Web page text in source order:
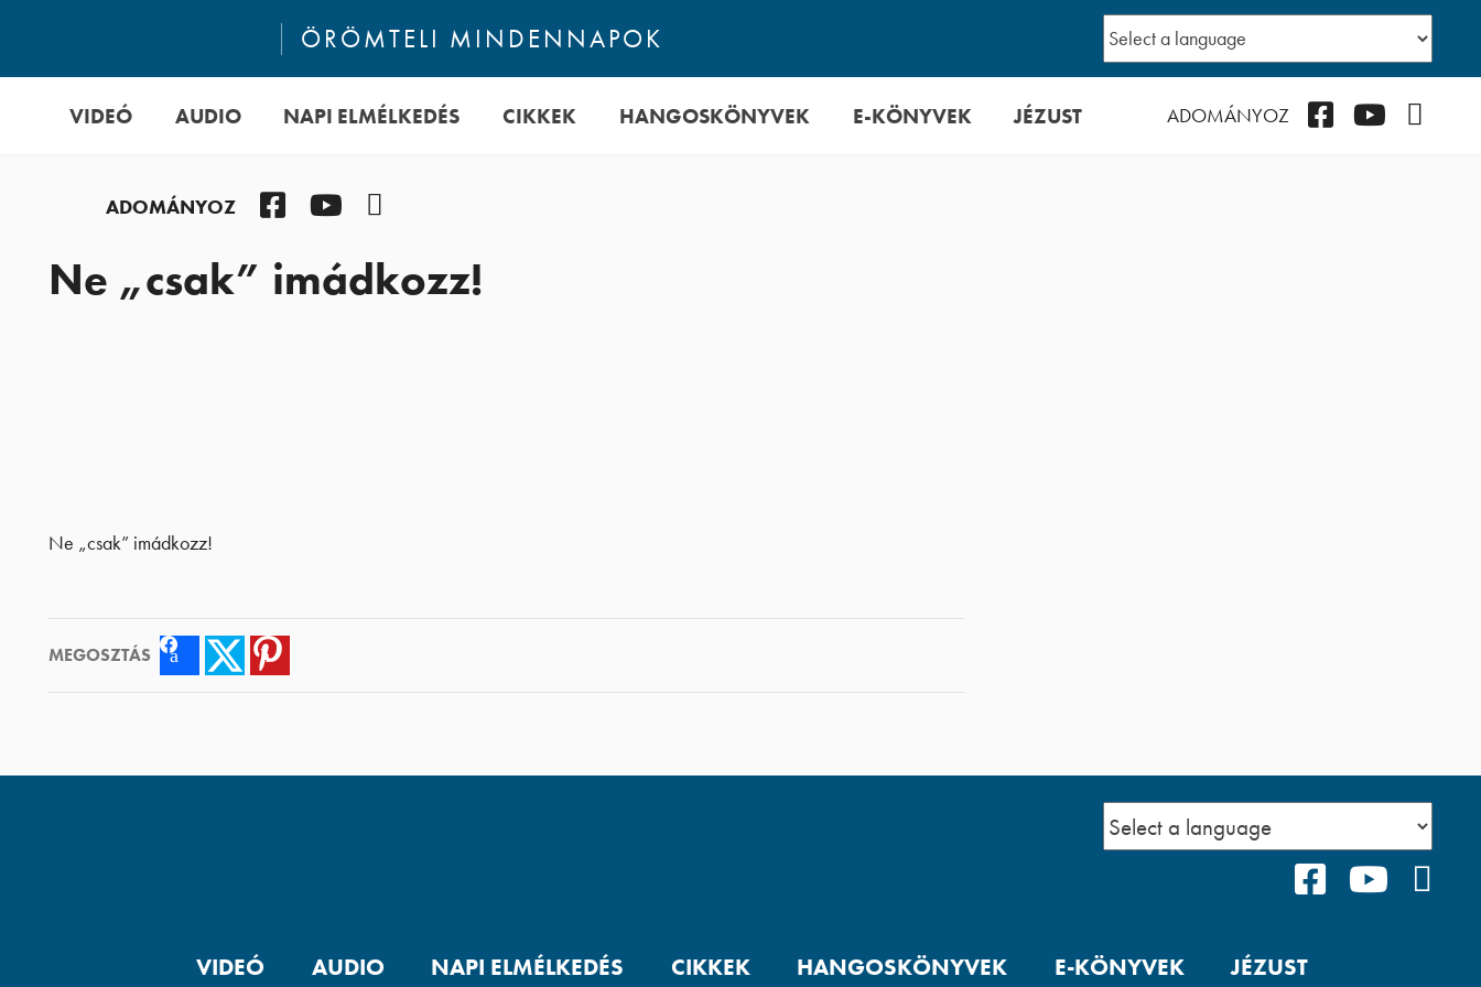
ÖRÖMTELI MINDENNAPOK
VIDEÓ AUDIO NAPI ELMÉLKEDÉS CIKKEK HANGOSKÖNYVEK E-KÖNYVEK JÉZUST ADOMÁNYOZ FacebookYouTube
ADOMÁNYOZ FacebookYouTube
Ne „csak” imádkozz!
Ne „csak” imádkozz!
MEGOSZTÁS FacebookTwitter
FACEBOOK
VIDEÓ AUDIO NAPI ELMÉLKEDÉS CIKKEK HANGOSKÖNYVEK E-KÖNYVEK JÉZUST